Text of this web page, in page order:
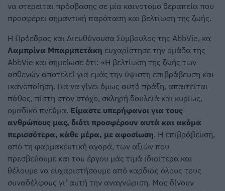
να στερείται πρόσβασης σε μία καινοτόμο θεραπεία που
προσφέρει σημαντική παράταση και βελτίωση της ζωής.
Η Πρόεδρος και Διευθύνουσα Σύμβουλος της AbbVie, κα
Λαμπρίνα Μπαρμπετάκη ευχαρίστησε την ομάδα της
AbbVie και σημείωσε ότι: «Η βελτίωση της ζωής των
ασθενών αποτελεί για εμάς την ύψιστη επιβράβευση και
ικανοποίηση. Για να γίνει όμως αυτό πράξη, απαιτείται
πάθος, πίστη στον στόχο, σκληρή δουλειά και κυρίως,
ομαδικό πνεύμα. Είμαστε υπερήφανοι για τους
ανθρώπους μας, διότι προσφέρουν αυτά και ακόμα
περισσότερα, κάθε μέρα, με αφοσίωση. Η επιβράβευση,
από τη φαρμακευτική αγορά, των αξιών που
πρεσβεύουμε και του έργου μάς τιμά ιδιαίτερα και
θέλουμε να ευχαριστήσουμε από καρδιάς όλους τους
συναδέλφους γι’ αυτή την αναγνώριση. Μας δίνουν